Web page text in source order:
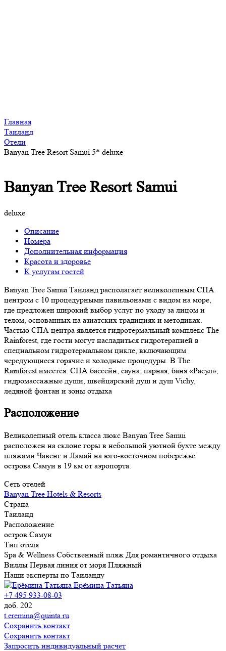
Главная
Таиланд
Отели
Banyan Tree Resort Samui 5* deluxe
Banyan Tree Resort Samui
deluxe
Описание
Номера
Дополнительная информация
Красота и здоровье
К услугам гостей
Banyan Tree Samui Таиланд располагает великолепным СПА
центром с 10 процедурными павильонами с видом на море,
где предложен широкий выбор услуг по уходу за лицом и
телом, основанных на азиатских традициях и методиках.
Частью СПА центра является гидротермальный комплекс The
Rainforest, где гости могут насладиться гидротерапией в
специальном гидротермальном цикле, включающим
чередующиеся горячие и холодные процедуры. В The
Rainforest имеется: СПА бассейн, сауна, парная, баня «Расул»,
гидромассажные души, швейцарский душ и душ Vichy,
ледяной фонтан и зоны отдыха
Расположение
Великолепный отель класса люкс Banyan Tree Samui
расположен на склоне горы в небольшой уютной бухте между
пляжами Чавенг и Ламай на юго-восточном побережье
острова Самуи в 19 км от аэропорта.
Сеть отелей
Banyan Tree Hotels & Resorts
Страна
Таиланд
Расположение
остров Самуи
Тип отеля
Spa & Wellness Собственный пляж Для романтичного отдыха
Виллы Первая линия от моря Пляжный
Наши эксперты по Таиланду
Ерёмина Татьяна
+7 495 933-08-03
доб. 202
t.eremina@quinta.ru
Сохранить контакт
Сохранить контакт
Запросить индивидуальный расчет